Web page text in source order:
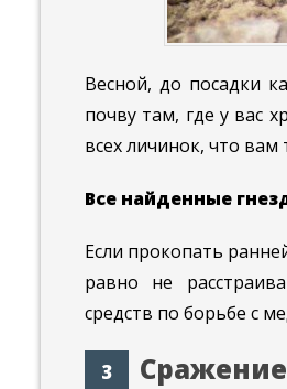
Весной, до посадки
почву там, где у вас
всех личинок, что вам
Все найденные
Если прокопать
равно не
средств по борьбе с